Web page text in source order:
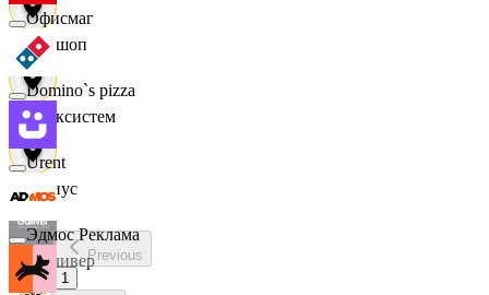
Ваншоп
Ворксистем
Гелиус
Гулливер
Офисмаг
Domino`s pizza
Urent
Эдмос Реклама
Previous
1